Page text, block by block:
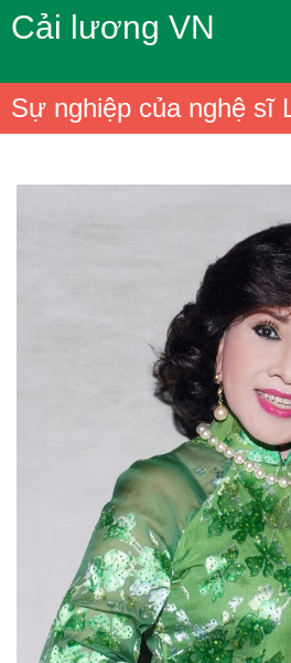
Cải lương VN
Sự nghiệp của nghệ sĩ